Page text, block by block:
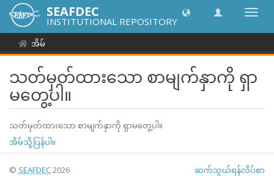
အညွှန်
ပြောင်း
SEAFDEC
INSTITUTIONAL REPOSITORY
အိမ်
သတ်မှတ်ထားသော စာမျက်နှာကို ရှာ
မတွေ့ပါ။
သတ်မှတ်ထားသော စာမျက်နှာကို ရှာမတွေ့ပါ။
အိမ်သို့ပြန်ပါ။
© SEAFDEC2026 ဆက်သွယ်ရန်လိပ်စာ